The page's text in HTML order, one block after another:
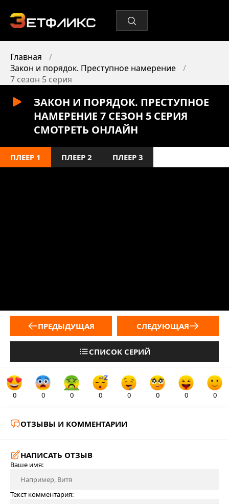
Главная
Закон и порядок. Преступное намерение
7 сезон 5 серия
ЗАКОН И ПОРЯДОК. ПРЕСТУПНОЕ
НАМЕРЕНИЕ 7 СЕЗОН 5 СЕРИЯ
СМОТРЕТЬ ОНЛАЙН
ПЛЕЕР 1 ПЛЕЕР 2 ПЛЕЕР 3
ПРЕДЫДУЩАЯ
СПИСОК СЕРИЙ
СЛЕДУЮЩАЯ
0 0 0 0 0 0 0 0
ОТЗЫВЫ И КОММЕНТАРИИ
НАПИСАТЬ ОТЗЫВ
Ваше имя:
Текст комментария: